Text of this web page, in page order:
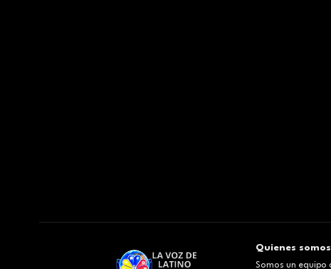
Quienes somos
Somos un